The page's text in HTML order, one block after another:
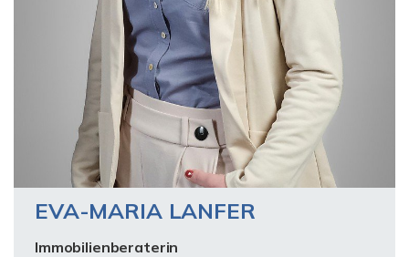
EVA-MARIA LANFER
Immobilienberaterin